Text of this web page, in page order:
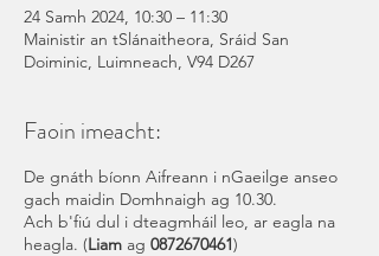
24 Samh 2024, 10:30 – 11:30
Mainistir an tSlánaitheora, Sráid San
Doiminic, Luimneach, V94 D267
Faoin imeacht:
De gnáth bíonn Aifreann i nGaeilge anseo
gach maidin Domhnaigh ag 10.30.
Ach b'fiú dul i dteagmháil leo, ar eagla na
heagla. (Liam ag 0872670461)